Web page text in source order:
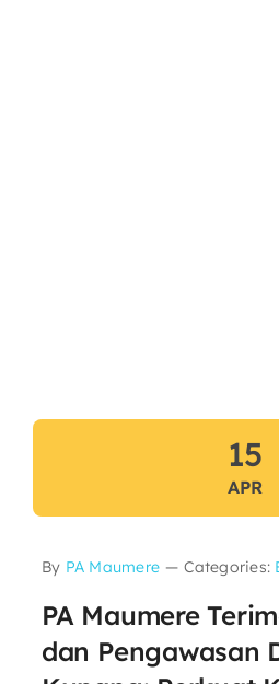
15
APR
By PA Maumere — Categories:
PA Maumere
dan Pengawasan